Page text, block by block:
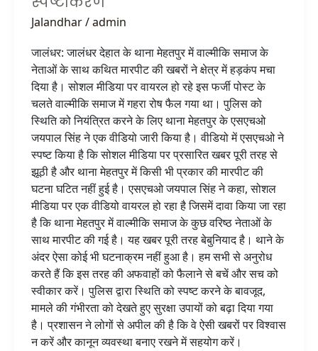
Jalandhar/admin
जालंधर: जालंधर देहात के थाना मेहतपुर में वाल्मीकि समाज के
नेताओं के साथ कथित मारपीट की खबरों ने क्षेत्र में हड़कंप मचा
दिया है। सोशल मीडिया पर वायरल हो रहे इस फर्जी पोस्ट के
चलते वाल्मीकि समाज में गहरा रोष फैल गया था। पुलिस को
स्थिति को नियंत्रित करने के लिए थाना मेहतपुर के एसएचओ
जयपाल सिंह ने एक वीडियो जारी किया है। वीडियो में एसएचओ ने
स्पष्ट किया है कि सोशल मीडिया पर प्रसारित खबर पूरी तरह से
झूठी है और थाना मेहतपुर में किसी भी प्रकार की मारपीट की
घटना घटित नहीं हुई है। एसएचओ जयपाल सिंह ने कहा, सोशल
मीडिया पर एक वीडियो वायरल हो रहा है जिसमें दावा किया जा रहा
है कि थाना मेहतपुर में वाल्मीकि समाज के कुछ वरिष्ठ नेताओं के
साथ मारपीट की गई है। यह खबर पूरी तरह बेबुनियाद है। थाने के
अंदर ऐसा कोई भी घटनाक्रम नहीं हुआ है। हम सभी से अनुरोध
करते हैं कि इस तरह की अफवाहों को फैलाने से बचें और सच को
स्वीकार करें। पुलिस द्वारा स्थिति को स्पष्ट करने के बावजूद,
मामले की गंभीरता को देखते हुए सुरक्षा उपायों को बढ़ा दिया गया
है। प्रशासन ने लोगों से अपील की है कि वे ऐसी खबरों पर विश्वास
न करें और कानून व्यवस्था बनाए रखने में सहयोग करें।